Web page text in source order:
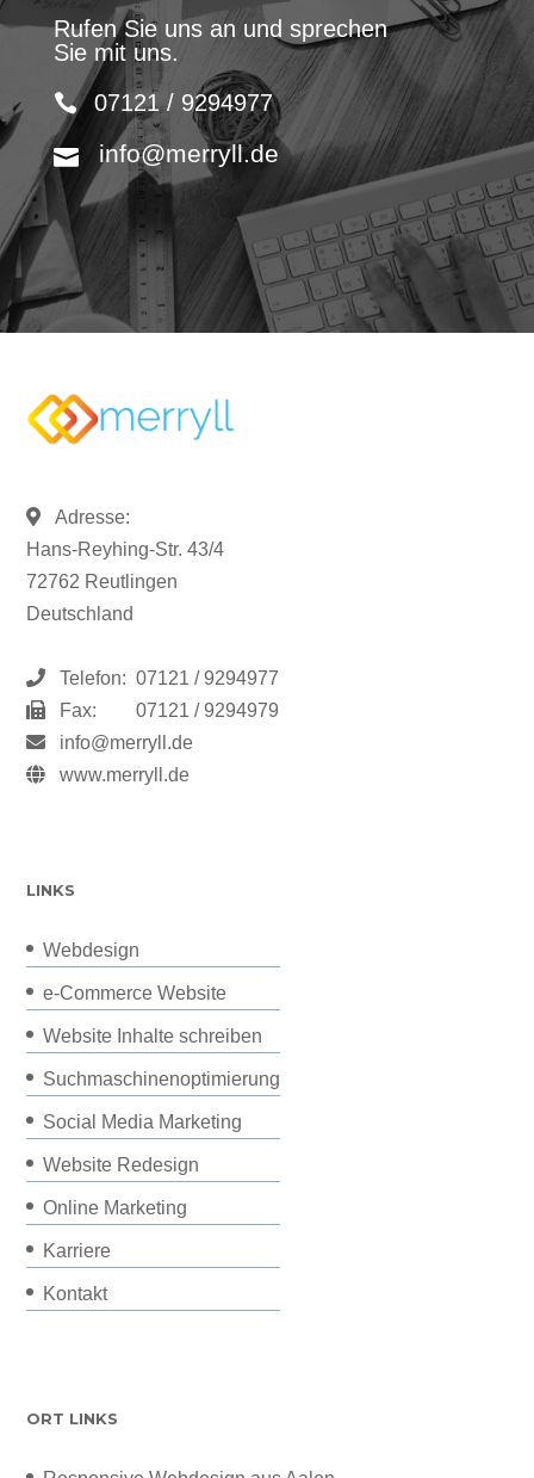
Rufen Sie uns an und sprechen
Sie mit uns.
07121 / 9294977
info@merryll.de
Adresse:
Hans-Reyhing-Str. 43/4
72762 Reutlingen
Deutschland
Telefon: 07121 / 9294977
Fax:
07121 / 9294979
info@merryll.de
www.merryll.de
LINKS
Webdesign
e-Commerce Website
Website Inhalte schreiben
Suchmaschinenoptimierung
Social Media Marketing
Website Redesign
Online Marketing
Karriere
Kontakt
ORT LINKS